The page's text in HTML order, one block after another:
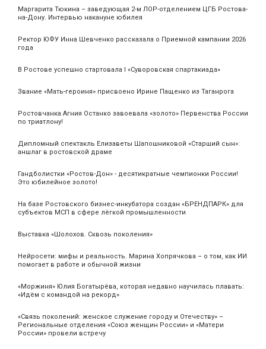
Маргарита Тюкина – заведующая 2-м ЛОР-отделением ЦГБ Ростова-
на-Дону. Интервью накануне юбилея
Ректор ЮФУ Инна Шевченко рассказала о Приемной кампании 2026
года
В Ростове успешно стартовала I «Суворовская спартакиада»
Звание «Мать‑героиня» присвоено Ирине Пащенко из Таганрога
Ростовчанка Агния Останко завоевала «золото» Первенства России
по триатлону!
Дипломный спектакль Елизаветы Шапошниковой «Старший сын»:
аншлаг в ростовской драме
Гандболистки «Ростов-Дон» - десятикратные чемпионки России!
Это юбилейное золото!
На базе Ростовского бизнес-инкубатора создан «БРЕНДПАРК» для
субъектов МСП в сфере лёгкой промышленности
Выставка «Шолохов. Сквозь поколения»
Нейросети: мифы и реальность. Марина Хопрячкова – о том, как ИИ
помогает в работе и обычной жизни
«Моржиня» Юлия Богатырёва, которая недавно научилась плавать:
«Идём с командой на рекорд»
«Связь поколений: женское служение городу и Отечеству» –
Региональные отделения «Союз женщин России» и «Матери
России» провели встречу